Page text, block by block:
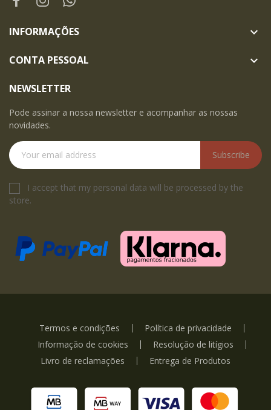
INFORMAÇÕES 
CONTA PESSOAL 
NEWSLETTER
Pode assinar a nossa newsletter e acompanhar as nossas
novidades.
Subscribe
I accept that my personal data will be processed by the
store.
Termos e condições
Política de privacidade
Informação de cookies
Resolução de litígios
Livro de reclamações
Entrega de Produtos